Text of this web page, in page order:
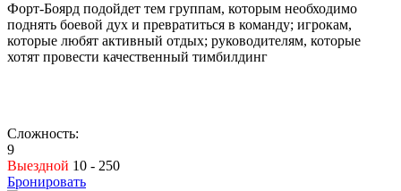
Форт-Боярд подойдет тем группам, которым необходимо
поднять боевой дух и превратиться в команду; игрокам,
которые любят активный отдых; руководителям, которые
хотят провести качественный тимбилдинг
Сложность:
9
Выездной 10 - 250
Бронировать